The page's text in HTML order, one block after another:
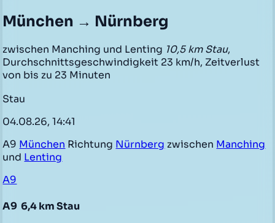
München → Nürnberg
zwischen Manching und Lenting 10,5 km Stau,
Durchschnittsgeschwindigkeit 23 km/h, Zeitverlust
von bis zu 23 Minuten
Stau
04.08.26, 14:41
A9 München Richtung Nürnberg zwischen Manching
und Lenting
A9
A9 6,4 km Stau